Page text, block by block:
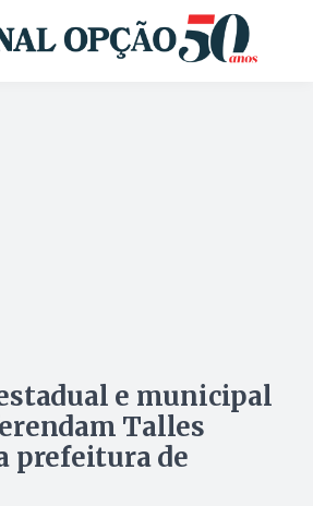
e municipal
Talles
prefeitura de